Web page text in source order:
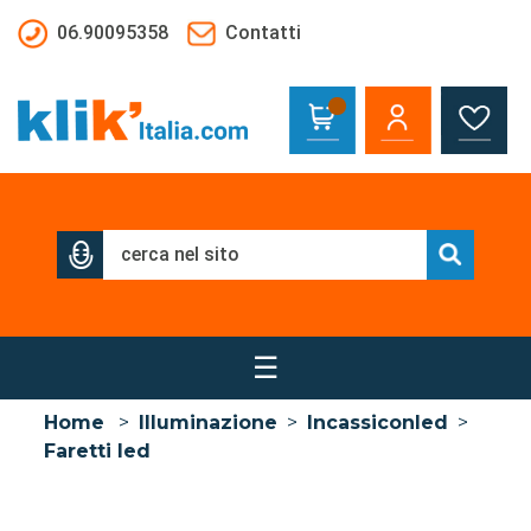
06.90095358
Contatti
☰
Home > Illuminazione > Incassiconled >
Faretti led